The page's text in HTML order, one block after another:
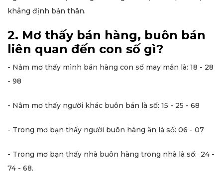
khẳng định bản thân.
2. Mơ thấy bán hàng, buôn bán
liên quan đến con số gì?
- Nằm mơ thấy mình bán hàng con số may mắn là: 18 - 28
- 98
- Nằm mơ thấy người khác buôn bán là số: 15 - 25 - 68
- Trong mơ bạn thấy người buôn hàng ăn là số: 06 - 07
- Trong mơ bạn thấy nhà buôn hàng trong nhà là số: 24 -
74 - 68.